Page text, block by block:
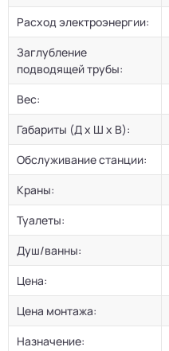
Расход электроэнергии:
Заглубление
подводящей трубы:
Вес:
Габариты (Д х Ш х В):
Обслуживание станции:
Краны:
Туалеты:
Душ/ванны:
Цена:
Цена монтажа:
Назначение: